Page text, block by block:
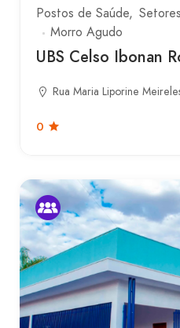
Postos de Saúde
Morro Agudo
UBS Celso Ibonan
Rua Maria Liporine
0